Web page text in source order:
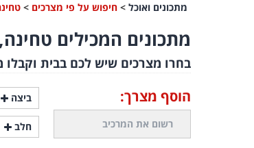
מתכונים ואוכל > חיפוש על פי מצרכים >
מתכונים המכילים
בחרו מצרכים שיש לכם בבית וקבלו
הוסף מצרך: ביצה
חלב